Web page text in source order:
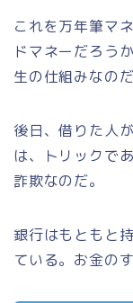
これを万年筆マ
ドマネーだろう
生の仕組みなのだ
後日、借りた人
は、トリックで
詐欺なのだ。
銀行はもともと
ている。お金の